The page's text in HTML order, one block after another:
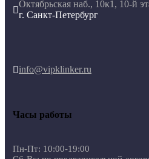

Октябрьская наб., 10к1, 10-й
г. Санкт-Петербург
info@vipklinker.ru
Часы работы
Пн-Пт: 10:00-19:00